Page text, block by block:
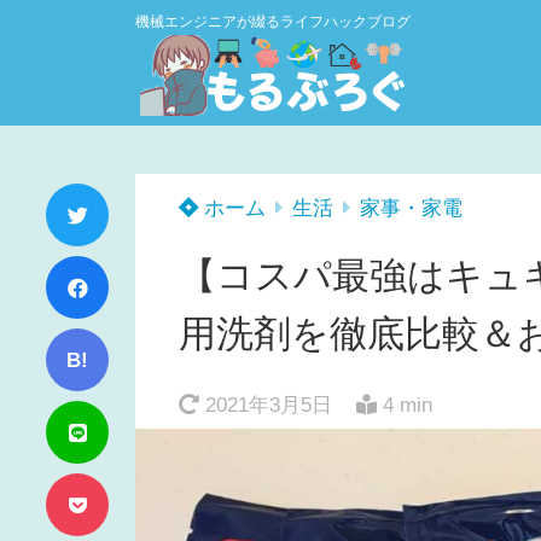
機械エンジニアが綴るライフハックブログ
B!
ホーム 生活 家事・家電
【コスパ最強はキ
用洗剤を徹底比較＆
2021年3月5日 4 min